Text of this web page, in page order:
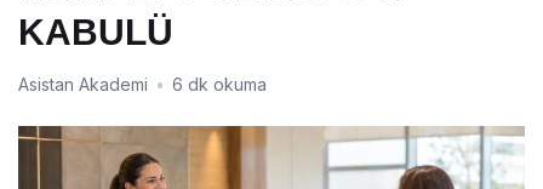
KABULÜ
Asistan Akademi • 6 dk okuma